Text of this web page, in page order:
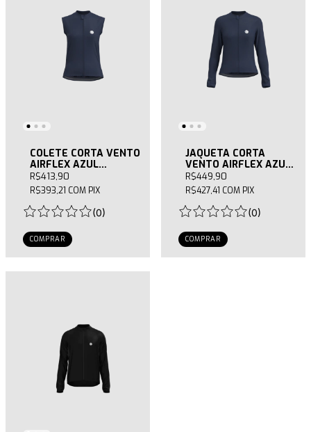
COLETE CORTA VENTO
AIRFLEX AZUL
FEMININO
R$413,90
R$393,21 COM PIX
(0)
COMPRAR
JAQUETA CORTA
VENTO AIRFLEX AZUL
FEMININA
R$449,90
R$427,41 COM PIX
(0)
COMPRAR